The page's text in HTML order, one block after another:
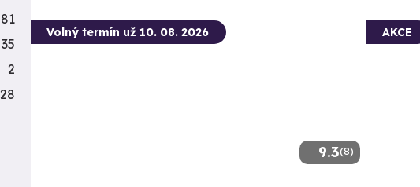
9.3(8)
Volný termín už 10. 08. 2026 AKCE
81
35
2
28